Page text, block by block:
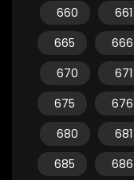
660
661
665
666
670
671
675
676
680
681
685
686